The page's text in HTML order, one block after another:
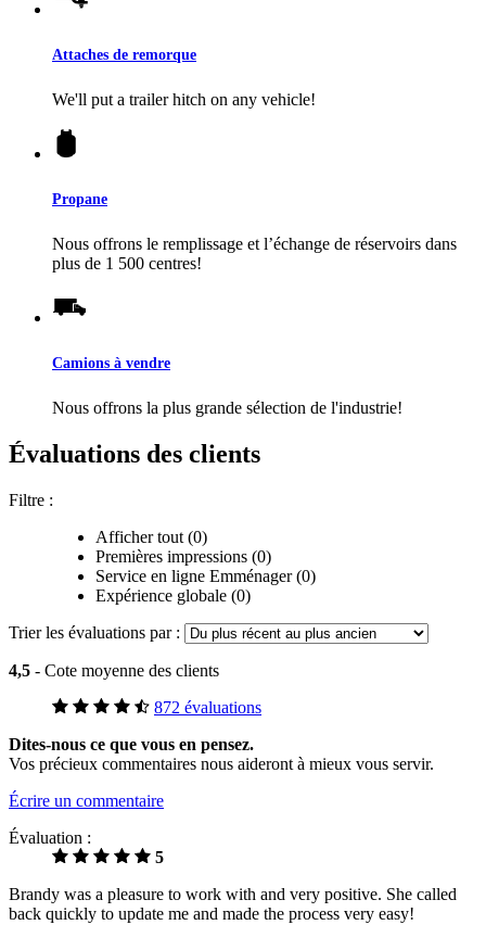
Attaches de remorque
We'll put a trailer hitch on any vehicle!
Propane
Nous offrons le remplissage et l’échange de réservoirs dans
plus de 1 500 centres!
Camions à vendre
Nous offrons la plus grande sélection de l'industrie!
Évaluations des clients
Filtre :
Afficher tout (0)
Premières impressions (0)
Service en ligne Emménager (0)
Expérience globale (0)
Trier les évaluations par :
4,5 - Cote moyenne des clients
872 évaluations
Dites-nous ce que vous en pensez.
Vos précieux commentaires nous aideront à mieux vous servir.
Écrire un commentaire
Évaluation :
5
Brandy was a pleasure to work with and very positive. She called
back quickly to update me and made the process very easy!